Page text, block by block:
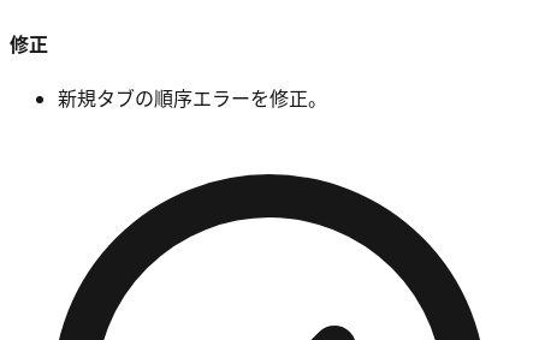
修正
新規タブの順序エラーを修正。